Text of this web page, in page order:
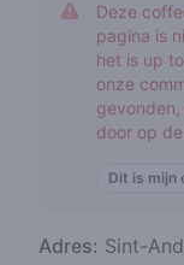
Deze
pagina is
het is up
onze
door op
Dit is mijn
Adres: Sint-